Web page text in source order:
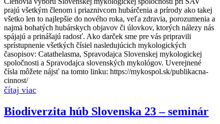
prajú všetkým členom i priaznivcom hubárčenia a prírody ako takej
všetko len to najlepšie do nového roka, veľa zdravia, porozumenia a
najmä bohatých hubárskych objavov či úlovkov, ktorých nálezy nás
spájajú a prinášajú radosť. Ako darček sme pre vás pripravili
sprístupnenie všetkých čísiel nasledujúcich mykologických
časopisov: Catathelasma, Spravodajca Slovenskej mykologickej
spoločnosti a Spravodajca slovenských mykológov. Uverejnené
čísla môžete nájsť na tomto linku: https://mykospol.sk/publikacna-
cinnost/
Biodiverzita húb Slovenska 23 – seminár